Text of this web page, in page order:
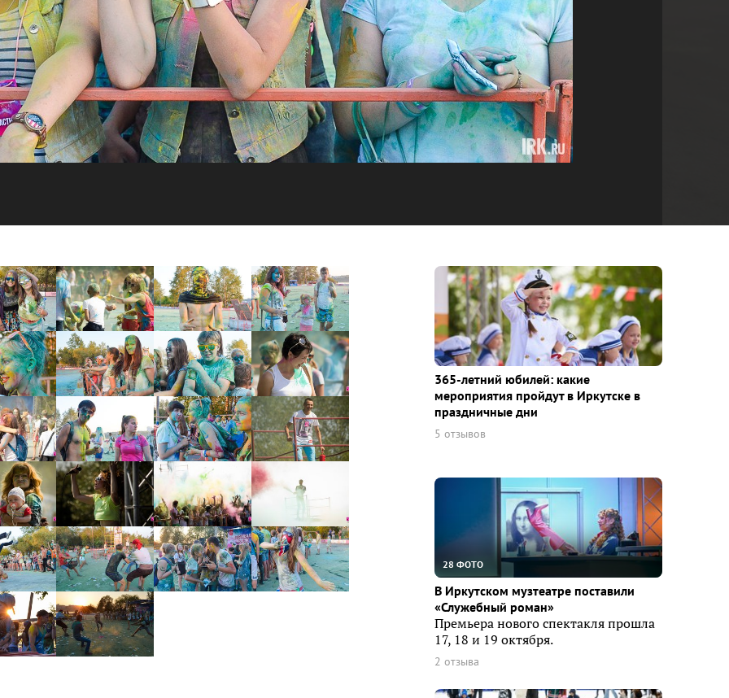
365-летний юбилей: какие
мероприятия пройдут в Иркутске в
праздничные дни
5 отзывов
28 ФОТО
В Иркутском музтеатре поставили
«Служебный роман»
Премьера нового спектакля прошла
17, 18 и 19 октября.
2 отзыва